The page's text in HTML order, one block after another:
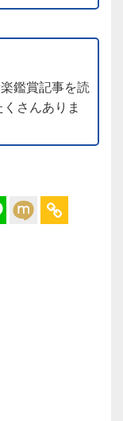
鑑賞記事を読
さんありま